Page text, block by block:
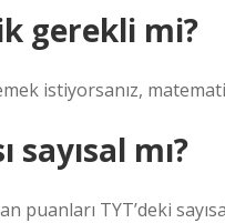
gerekli mi?
istiyorsanız,
mı?
puanları TYT’deki